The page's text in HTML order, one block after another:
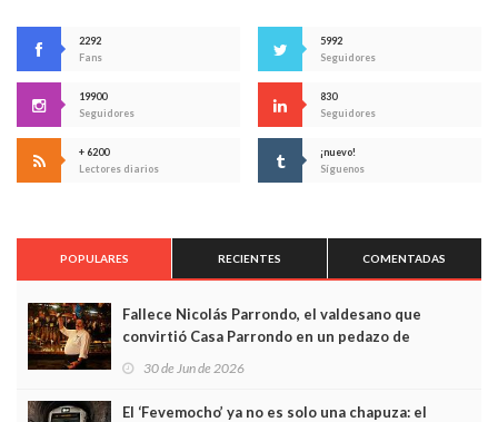
2292
Fans
5992
Seguidores
19900
Seguidores
830
Seguidores
+ 6200
Lectores diarios
¡nuevo!
Síguenos
POPULARES RECIENTES COMENTADAS
Fallece Nicolás Parrondo, el valdesano que
convirtió Casa Parrondo en un pedazo de
30 de Jun de 2026
El ‘Fevemocho’ ya no es solo una chapuza: el